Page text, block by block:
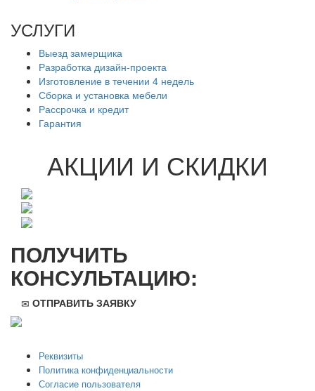
УСЛУГИ
Выезд замерщика
Разработка дизайн-проекта
Изготовление в течении 4 недель
Сборка и установка мебели
Рассрочка и кредит
Гарантия
АКЦИИ И СКИДКИ
ПОЛУЧИТЬ
КОНСУЛЬТАЦИЮ:
ОТПРАВИТЬ ЗАЯВКУ
Реквизиты
Политика конфиденциальности
Согласие пользователя